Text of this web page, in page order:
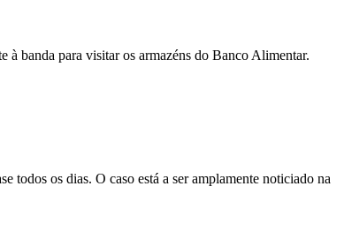
à banda para visitar os armazéns do Banco Alimentar.
todos os dias. O caso está a ser amplamente noticiado na